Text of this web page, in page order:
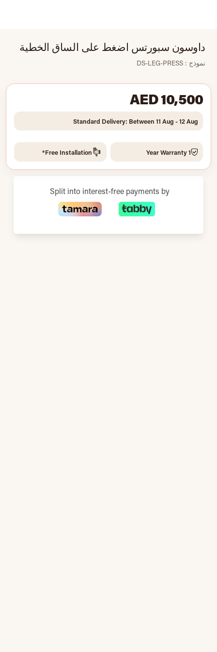
داوسون سبورتس اضغط على الساق الخطية
نموذج : DS-LEG-PRESS
AED 10,500
Standard Delivery: Between 11 Aug - 12 Aug
1 Year Warranty
Free Installation*
Split into interest-free payments by